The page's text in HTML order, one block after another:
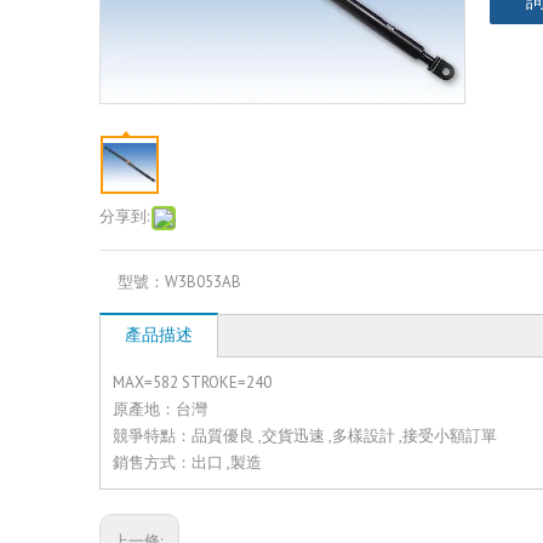
分享到:
型號： W3B053AB
產品描述
MAX=582 STROKE=240
原產地：台灣
競爭特點：品質優良 ,交貨迅速 ,多樣設計 ,接受小額訂單
銷售方式：出口 ,製造